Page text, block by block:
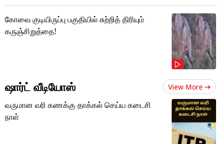
கோவை குடியிருப்பு பகுதியில் சுற்றித் திரியும்
கருஞ்சிறுத்தை!
ஷார்ட் வீடியோஸ் View More
வருமான வரி கணக்கு தாக்கல் செய்ய கடைசி
நாள்